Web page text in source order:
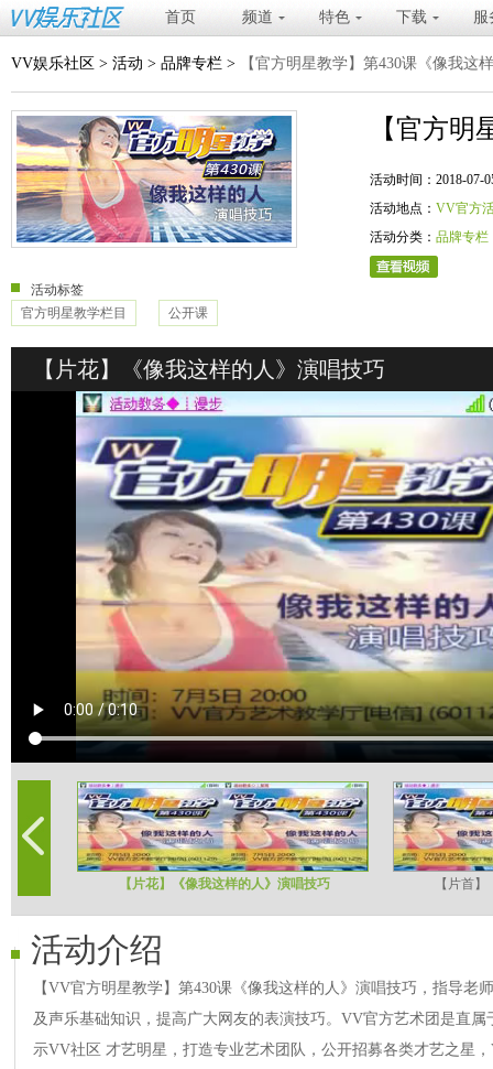
首页 频道 特色 下载 服
VV娱乐社区 > 活动 > 品牌专栏 > 【官方明星教学】第430课《像我这
【官方
活动时间：2018-07-
活动地点： VV官方
活动分类： 品牌专栏
活动标签
官方明星教学栏目
公开课
【片花】《像我这样的人》演唱技巧
【片花】《像我这样的人》演唱技巧 【片首
活动介绍
【VV官方明星教学】第430课《像我这样的人》演唱技巧，指导老
及声乐基础知识，提高广大网友的表演技巧。VV官方艺术团是直
示VV社区 才艺明星，打造专业艺术团队，公开招募各类才艺之星